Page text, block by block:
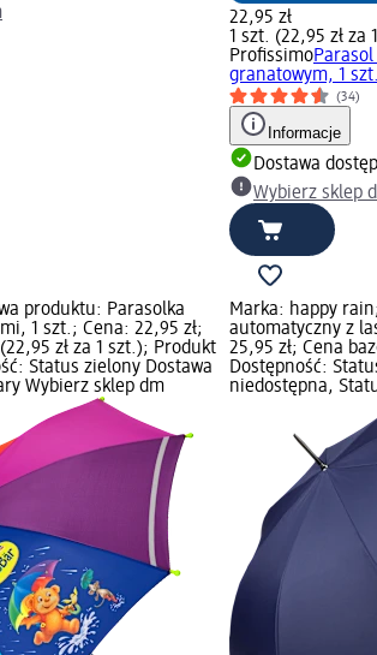
22,95 zł
1 szt. (22,95 zł za
Profissimo
granatowym, 1
(34)
Informacje
Dostawa
Wybierz sklep
produktu: Parasolka
1 szt.; Cena: 22,95 zł;
zł za 1 szt.); Produkt
Status zielony Dostawa
Wybierz sklep dm
Marka: happy
automatyczny z
25,95 zł; Cena
Dostępność:
niedostępna,